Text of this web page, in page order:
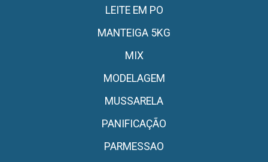
LEITE EM PO
MANTEIGA 5KG
MIX
MODELAGEM
MUSSARELA
PANIFICAÇÃO
PARMESSAO